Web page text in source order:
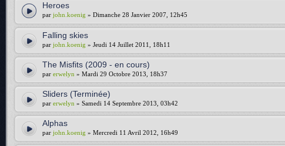
Heroes
par john.koenig » Dimanche 28 Janvier 2007, 12h45
Falling skies
par john.koenig » Jeudi 14 Juillet 2011, 18h11
The Misfits (2009 - en cours)
par erwelyn » Mardi 29 Octobre 2013, 18h37
Sliders (Terminée)
par erwelyn » Samedi 14 Septembre 2013, 03h42
Alphas
par john.koenig » Mercredi 11 Avril 2012, 16h49